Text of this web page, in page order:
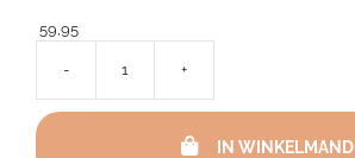
59,95
-
Gewassen
+
IN WINKELMAND